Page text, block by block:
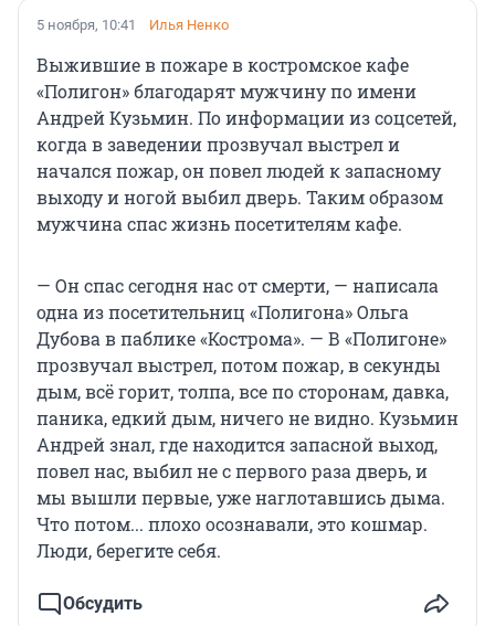
5 ноября, 10:41 Илья Ненко
Выжившие в пожаре в костромское кафе
«Полигон» благодарят мужчину по имени
Андрей Кузьмин. По информации из соцсетей,
когда в заведении прозвучал выстрел и
начался пожар, он повел людей к запасному
выходу и ногой выбил дверь. Таким образом
мужчина спас жизнь посетителям кафе.
— Он спас сегодня нас от смерти, — написала
одна из посетительниц «Полигона» Ольга
Дубова в паблике «Кострома». — В «Полигоне»
прозвучал выстрел, потом пожар, в секунды
дым, всё горит, толпа, все по сторонам, давка,
паника, едкий дым, ничего не видно. Кузьмин
Андрей знал, где находится запасной выход,
повел нас, выбил не с первого раза дверь, и
мы вышли первые, уже наглотавшись дыма.
Что потом... плохо осознавали, это кошмар.
Люди, берегите себя.
Обсудить